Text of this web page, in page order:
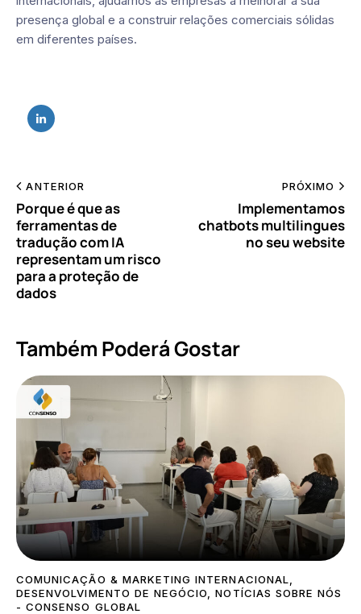
presença global e a construir relações comerciais sólidas
em diferentes países.
ANTERIOR
Porque é que as
ferramentas de
tradução com IA
representam um risco
para a proteção de
dados
PRÓXIMO
Implementamos
chatbots multilingues
no seu website
Também Poderá Gostar
COMUNICAÇÃO & MARKETING INTERNACIONAL
DESENVOLVIMENTO DE NEGÓCIO ,NOTÍCIAS SOBRE NÓS
- CONSENSO GLOBAL